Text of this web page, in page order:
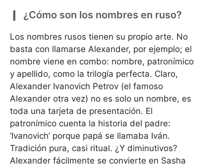
¿Cómo son los nombres en ruso?
Los nombres rusos tienen su propio arte. No
basta con llamarse Alexander, por ejemplo; el
nombre viene en combo: nombre, patronímico
y apellido, como la trilogía perfecta. Claro,
Alexander Ivanovich Petrov (el famoso
Alexander otra vez) no es solo un nombre, es
toda una tarjeta de presentación. El
patronímico cuenta la historia del padre:
‘Ivanovich’ porque papá se llamaba Iván.
Tradición pura, casi ritual. ¿Y diminutivos?
Alexander fácilmente se convierte en Sasha